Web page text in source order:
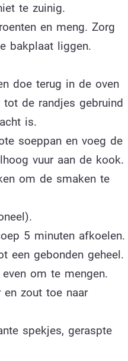
te zuinig.
en meng. Zorg
bakplaat liggen.
doe terug in de oven
de randjes gebruind
is.
soeppan en voeg de
vuur aan de kook.
om de smaken te
5 minuten afkoelen.
een gebonden geheel.
om te mengen.
en zout toe naar
spekjes, geraspte